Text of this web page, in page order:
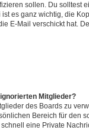
sollen. Du solltest
es ganz wichtig, die
E-Mail verschickt hat.
Mitglieder?
des Boards zu
Bereich für den
eine Private